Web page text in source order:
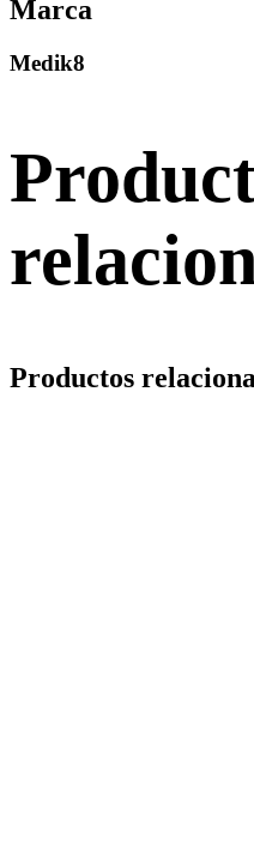
Marca
Medik8
Productos